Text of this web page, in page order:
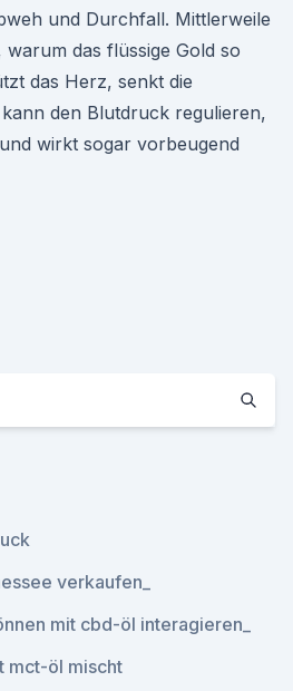
und Durchfall. Mittlerweile
warum das flüssige Gold so
das Herz, senkt die
den Blutdruck regulieren,
wirkt sogar vorbeugend
verkaufen_
mit cbd-öl interagieren_
mct-öl mischt